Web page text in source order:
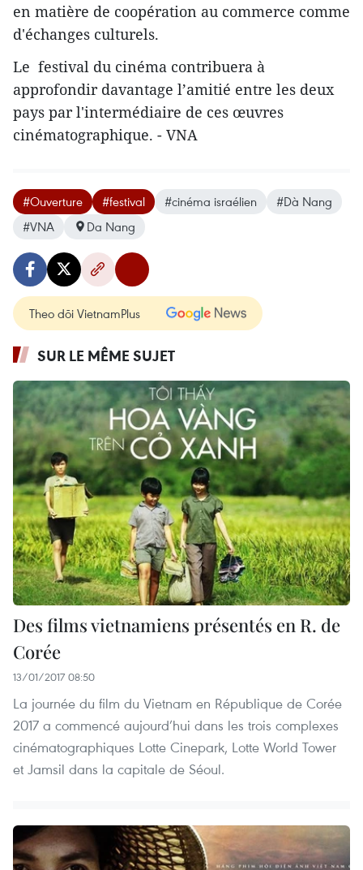
​en matière de coopération au commerce comme
d'échanges culturels.
Le festival du cinéma contribuera à ​
approfondir davantage l’amitié entre les deux ​
pays par l'intermédiaire de ces œuvres
cinématographique. - VNA
#Ouverture #festival #cinéma israélien
#Dà Nang
#VNA
Da Nang
Theo dõi VietnamPlus
SUR LE MÊME SUJET
Des films vietnamiens présentés en R. de
Corée
13/01/2017 08:50
La journée du film du Vietnam en République de Corée
2017 a commencé aujourd’hui dans les trois complexes
cinématographiques Lotte Cinepark, Lotte World Tower
et Jamsil dans la capitale de Séoul.